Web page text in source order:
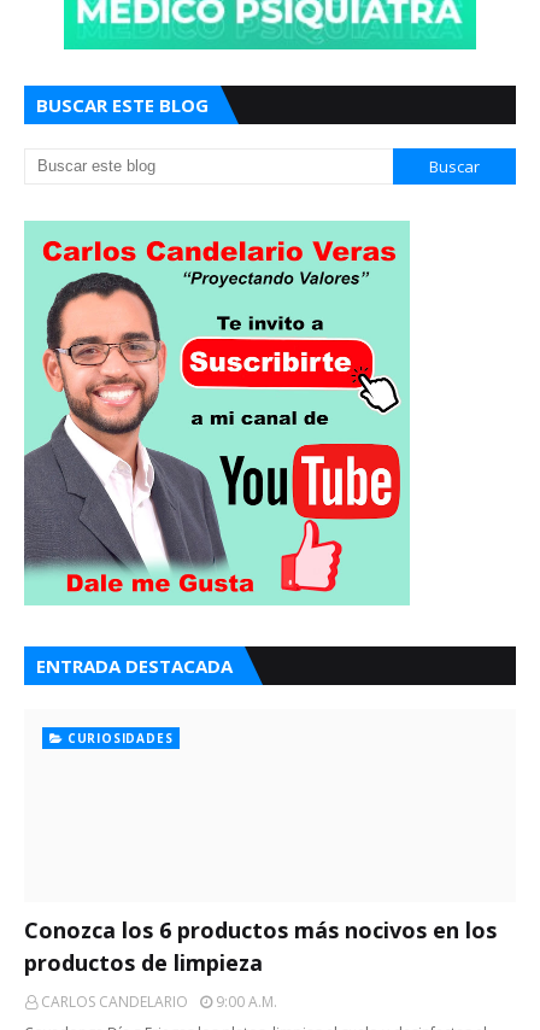
BUSCAR ESTE BLOG
ENTRADA DESTACADA
CURIOSIDADES
Conozca los 6 productos más nocivos en los
productos de limpieza
CARLOS CANDELARIO
9:00 A.m.